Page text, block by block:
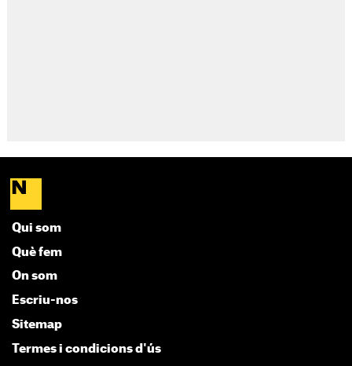
Qui som
Què fem
On som
Escriu-nos
Sitemap
Termes i condicions d'ús